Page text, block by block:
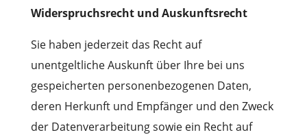
Widerspruchsrecht und Auskunftsrecht
Sie haben jederzeit das Recht auf
unentgeltliche Auskunft über Ihre bei uns
gespeicherten personenbezogenen Daten,
deren Herkunft und Empfänger und den Zweck
der Datenverarbeitung sowie ein Recht auf